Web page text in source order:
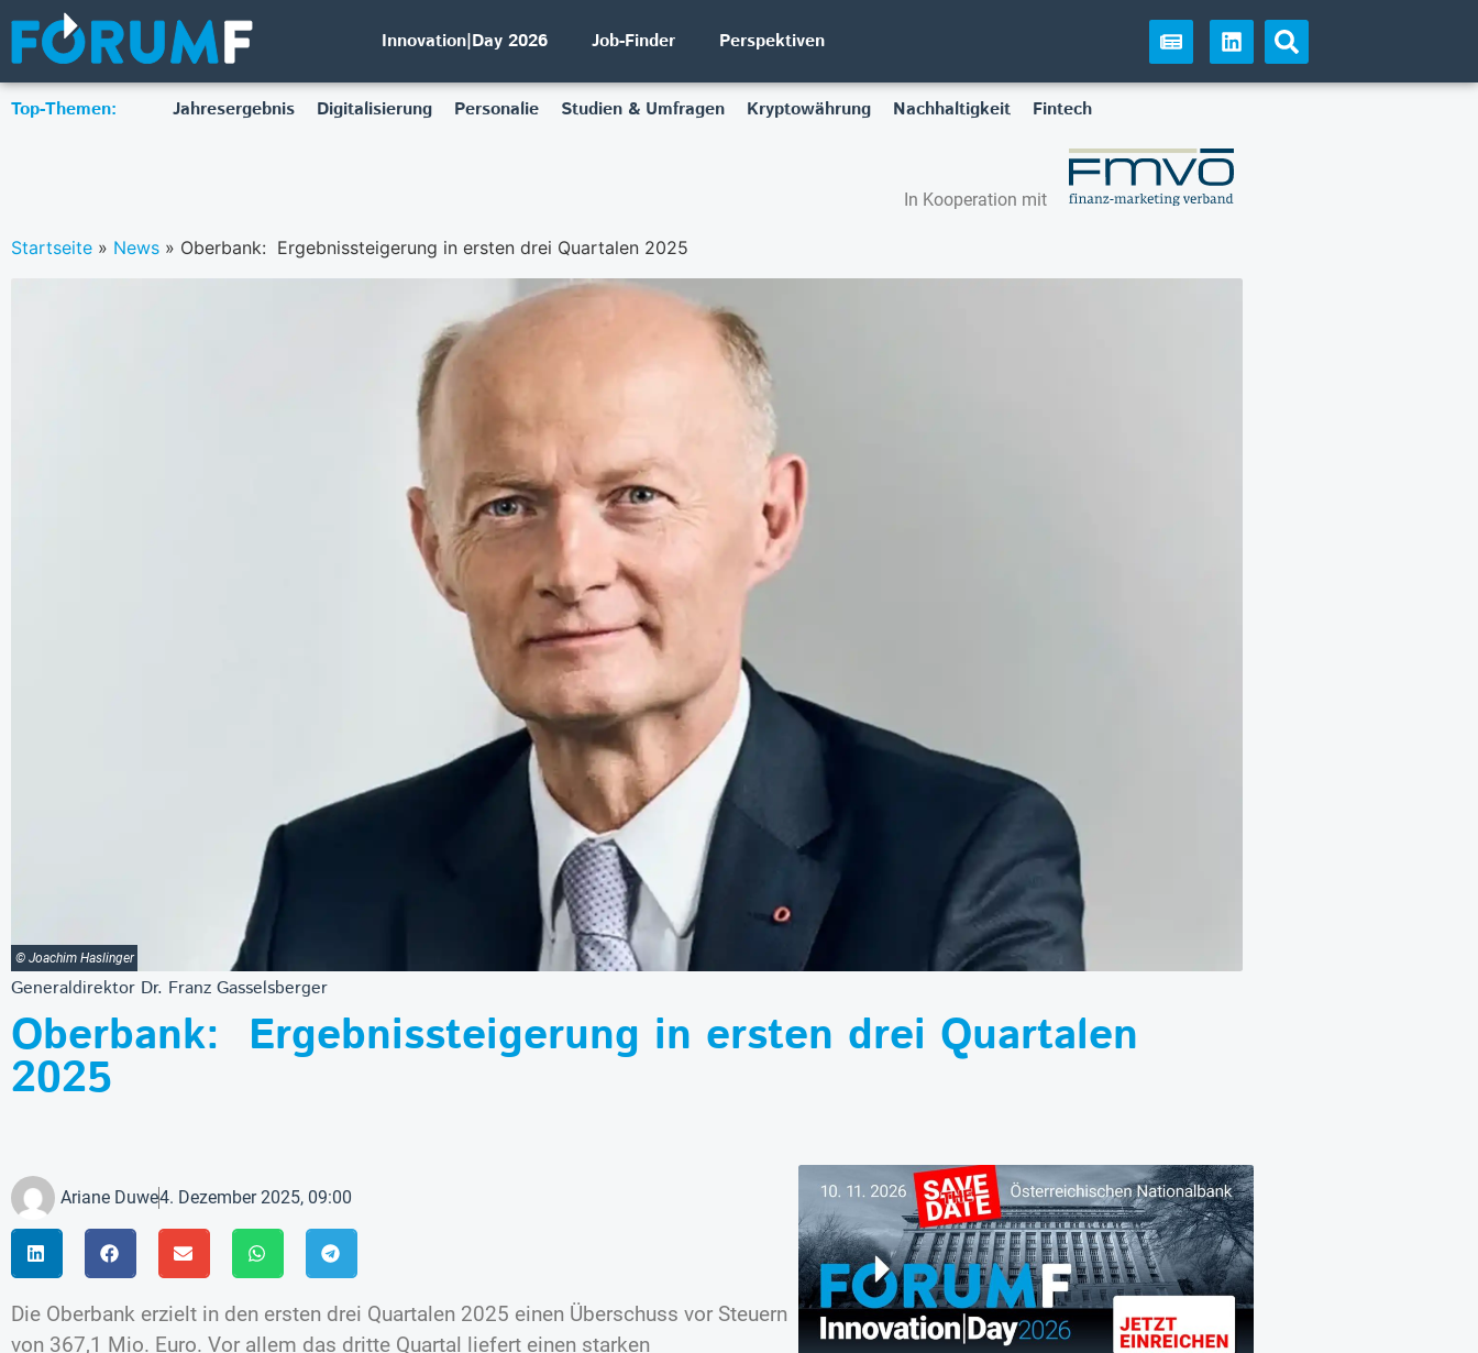
Innovation|Day 2026 Job-Finder Perspektiven
Top-Themen: Jahresergebnis Digitalisierung Personalie Studien & Umfragen Kryptowährung Nachhaltigkeit Fintech
In Kooperation mit
Startseite » News » Oberbank: Ergebnissteigerung in ersten drei Quartalen 2025
© Joachim Haslinger
Generaldirektor Dr. Franz Gasselsberger
Oberbank: Ergebnissteigerung in ersten drei Quartalen
2025
Ariane Duwe4. Dezember 2025, 09:00
Die Oberbank erzielt in den ersten drei Quartalen 2025 einen Überschuss vor Steuern
von 367,1 Mio. Euro. Vor allem das dritte Quartal liefert einen starken